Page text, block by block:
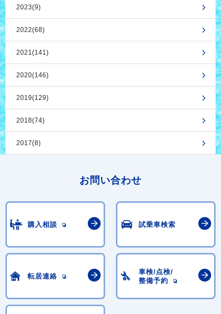
2023(9)
2022(68)
2021(141)
2020(146)
2019(129)
2018(74)
2017(8)
お問い合わせ
購入相談 試乗車検索
転居連絡
車検/点検/
整備予約